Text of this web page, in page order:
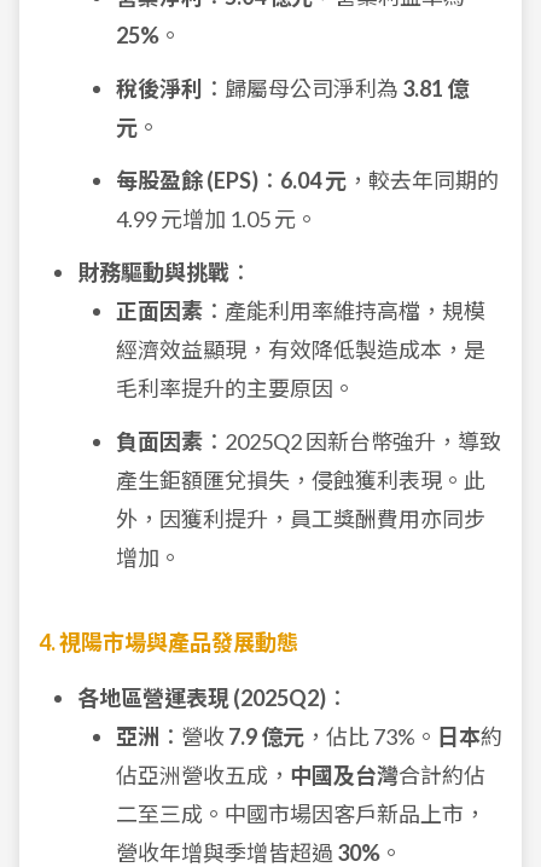
25% 。
稅後淨利
：歸屬母公司淨利為 3.81 億
元 。
每股盈餘 (EPS) ： 6.04 元 ，較去年同期的
4.99 元增加 1.05 元。
財務驅動與挑戰 ：
正面因素 ：產能利用率維持高檔，規模
經濟效益顯現，有效降低製造成本，是
毛利率提升的主要原因。
負面因素 ：2025Q2 因新台幣強升，導致
產生鉅額匯兌損失，侵蝕獲利表現。此
外，因獲利提升，員工獎酬費用亦同步
增加。
4. 視陽市場與產品發展動態
各地區營運表現 (2025Q2) ：
亞洲 ：營收7.9 億元 ，佔比 73%。 日本約
佔亞洲營收五成， 中國及台灣合計約佔
二至三成。中國市場因客戶新品上市，
營收年增與季增皆超過 30% 。